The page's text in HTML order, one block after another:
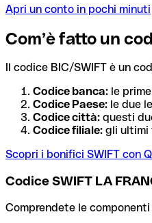
Apri un conto in pochi minuti
Com’è fatto un
Il codice BIC/SWIFT è un
Codice banca: le
Codice Paese: le due
Codice città: questi
Codice filiale: gli ultimi
Scopri i bonifici SWIFT con
Codice SWIFT LA
Comprendete le